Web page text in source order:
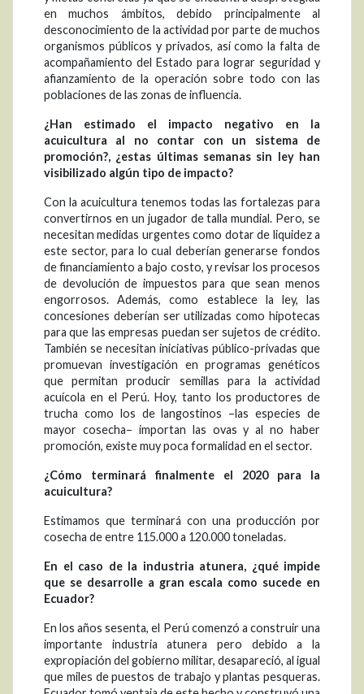
en muchos ámbitos, debido principalmente al
desconocimiento de la actividad por parte de muchos
organismos públicos y privados, así como la falta de
acompañamiento del Estado para lograr seguridad y
afianzamiento de la operación sobre todo con las
poblaciones de las zonas de influencia.
¿Han estimado el impacto negativo en la
acuicultura al no contar con un sistema de
promoción?, ¿estas últimas semanas sin ley han
visibilizado algún tipo de impacto?
Con la acuicultura tenemos todas las fortalezas para
convertirnos en un jugador de talla mundial. Pero, se
necesitan medidas urgentes como dotar de liquidez a
este sector, para lo cual deberían generarse fondos
de financiamiento a bajo costo, y revisar los procesos
de devolución de impuestos para que sean menos
engorrosos. Además, como establece la ley, las
concesiones deberían ser utilizadas como hipotecas
para que las empresas puedan ser sujetos de crédito.
También se necesitan iniciativas público-privadas que
promuevan investigación en programas genéticos
que permitan producir semillas para la actividad
acuícola en el Perú. Hoy, tanto los productores de
trucha como los de langostinos –las especies de
mayor cosecha– importan las ovas y al no haber
promoción, existe muy poca formalidad en el sector.
¿Cómo terminará finalmente el 2020 para la
acuicultura?
Estimamos que terminará con una producción por
cosecha de entre 115.000 a 120.000 toneladas.
En el caso de la industria atunera, ¿qué impide
que se desarrolle a gran escala como sucede en
Ecuador?
En los años sesenta, el Perú comenzó a construir una
importante industria atunera pero debido a la
expropiación del gobierno militar, desapareció, al igual
que miles de puestos de trabajo y plantas pesqueras.